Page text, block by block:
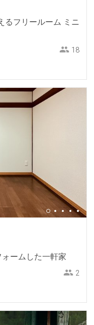
るフリールーム ミニ
18
ームした一軒家
2